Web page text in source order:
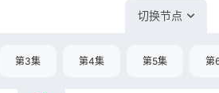
切换节点
第3集 第4集 第5集 第